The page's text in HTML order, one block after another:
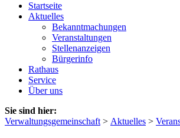
Startseite
Aktuelles
Bekanntmachungen
Veranstaltungen
Stellenanzeigen
Bürgerinfo
Rathaus
Service
Über uns
Sie sind hier:
Verwaltungsgemeinschaft > Aktuelles >